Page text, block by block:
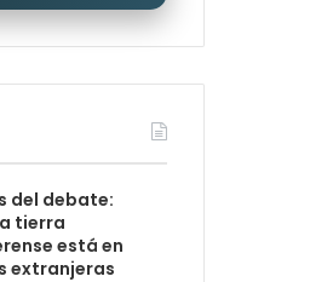
del debate:
tierra
está en
extranjeras